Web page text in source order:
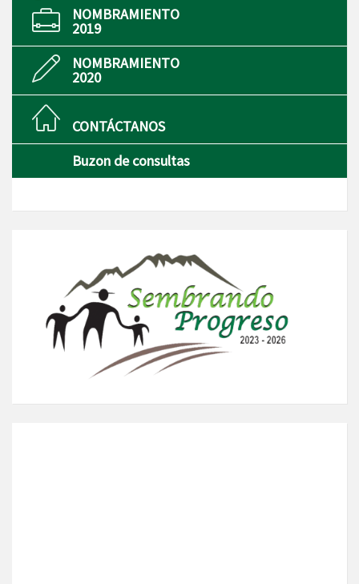
NOMBRAMIENTO
2019
NOMBRAMIENTO
2020
CONTÁCTANOS
Buzon de consultas